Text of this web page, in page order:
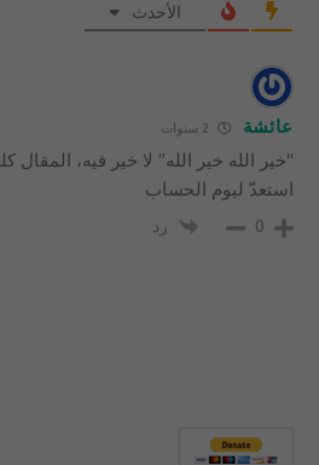
الأحدث
عائشة
“خير الله خير الله” لا خير فيه، المقال
استعدّ ليوم الحساب
0 رد